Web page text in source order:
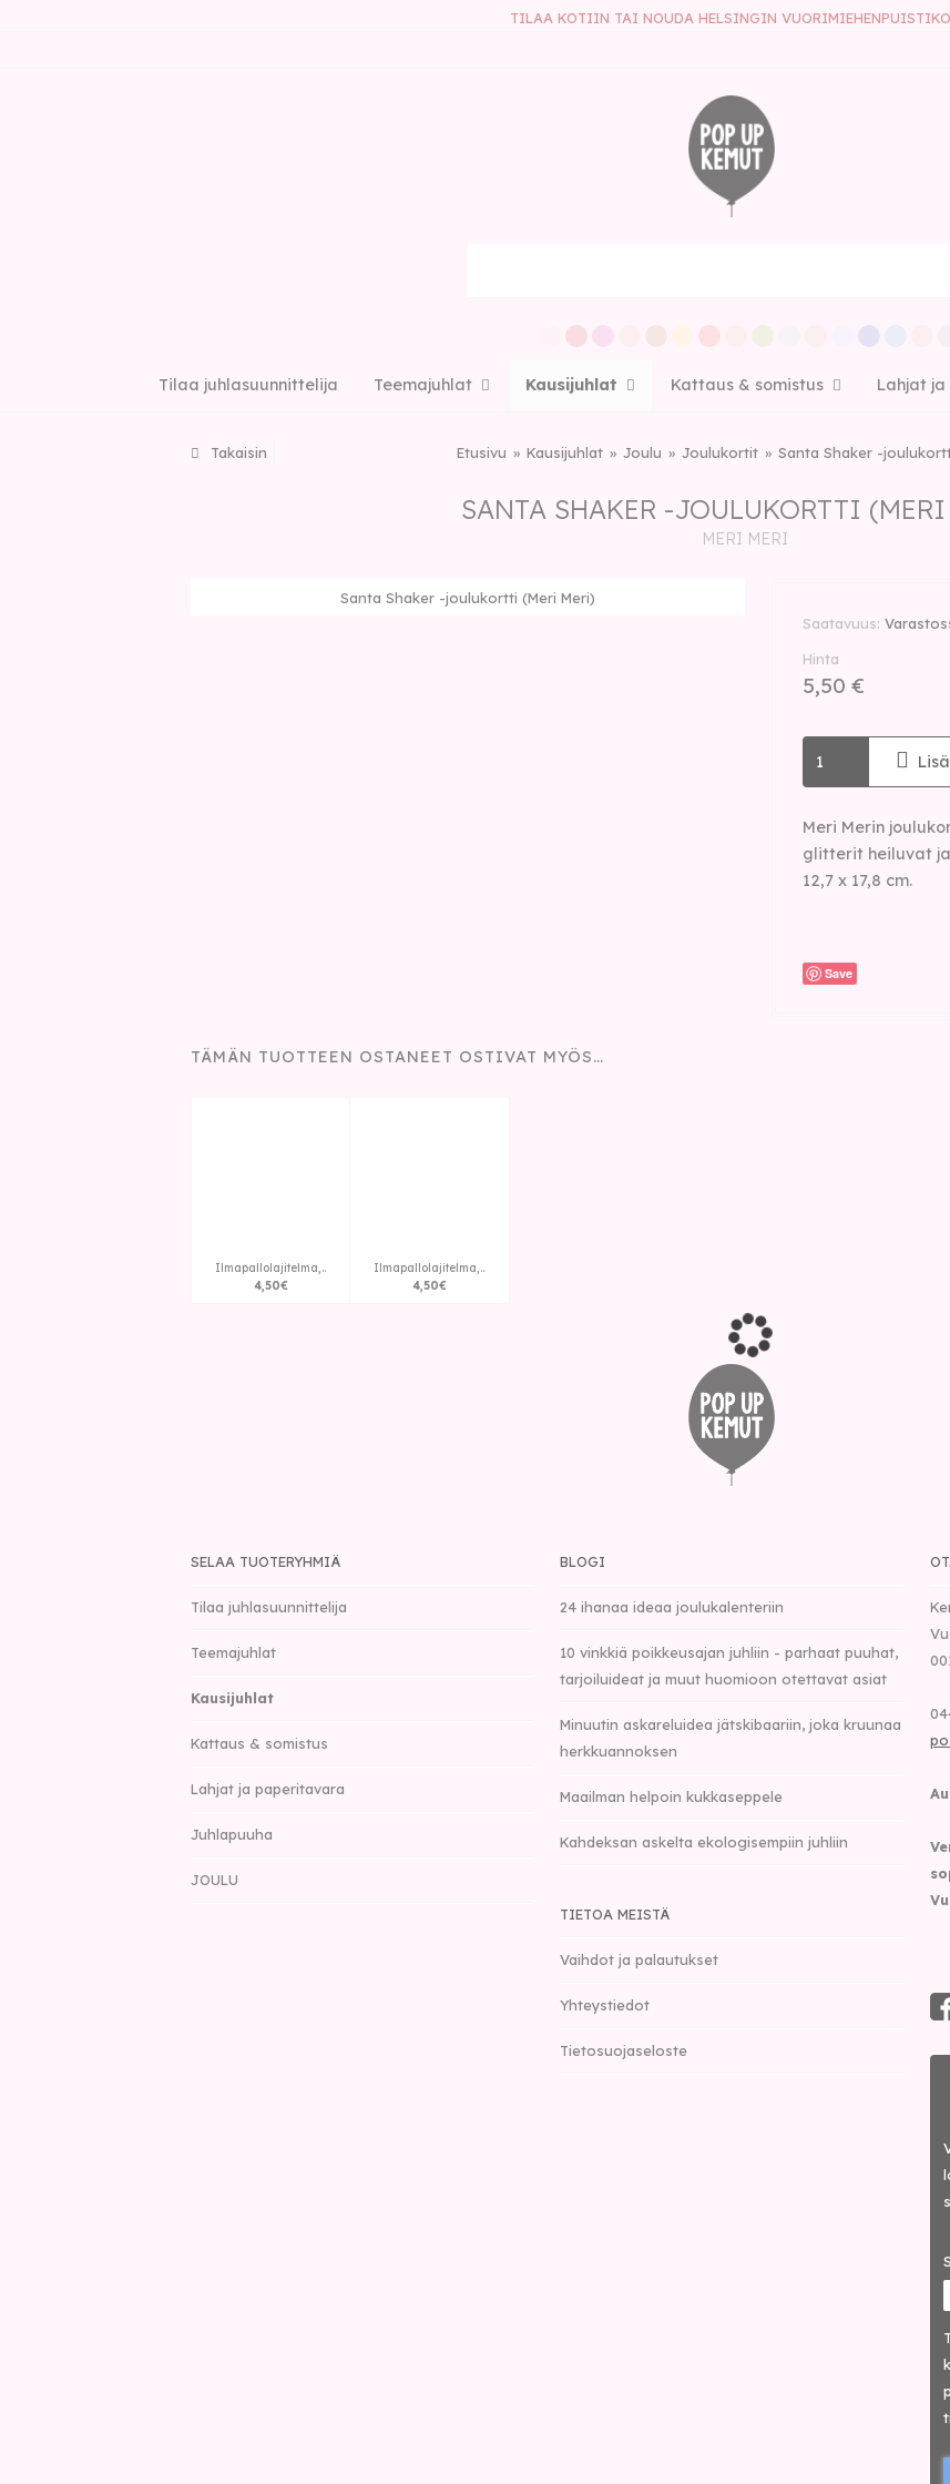
TILAA KOTIIN TAI NOUDA HELSINGIN
Tilaa juhlasuunnittelija Teemajuhlat Kausijuhlat Kattaus & somistus Lahjat
Takaisin Etusivu Kausijuhlat Joulu Joulukortit Santa Shaker -
SANTA SHAKER -JOULUKORTTI
MERI MERI
Santa Shaker -joulukortti (Meri Meri)
Saatavuus
Hinta
5,50 €
Meri Merin
glitterit heiluvat
12,7 x 17,8 cm.
Save
TÄMÄN TUOTTEEN OSTANEET OSTIVAT MYÖS…
Ilmapallolajitelma,..
4,50€
Ilmapallolajitelma,..
4,50€
SELAA TUOTERYHMIÄ
Tilaa juhlasuunnittelija
Teemajuhlat
Kausijuhlat
Kattaus & somistus
Lahjat ja paperitavara
Juhlapuuha
JOULU
BLOGI
24 ihanaa ideaa joulukalenteriin
10 vinkkiä poikkeusajan juhliin - parhaat puuhat,
tarjoiluideat ja muut huomioon otettavat asiat
Minuutin askareluidea jätskibaariin, joka kruunaa
herkkuannoksen
Maailman helpoin kukkaseppele
Kahdeksan askelta ekologisempiin juhliin
TIETOA MEISTÄ
Vaihdot ja palautukset
Yhteystiedot
Tietosuojaseloste